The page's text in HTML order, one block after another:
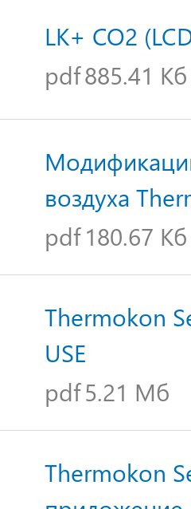
LK+ CO2
pdf885.41 Кб
воздуха
pdf 180.67 Кб
Thermokon
USE
pdf5.21 Мб
Thermokon